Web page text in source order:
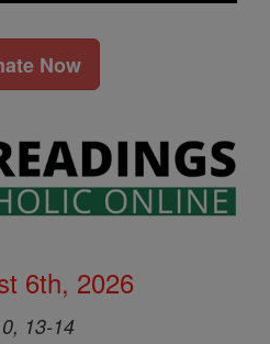
Now
6th, 2026
13-14